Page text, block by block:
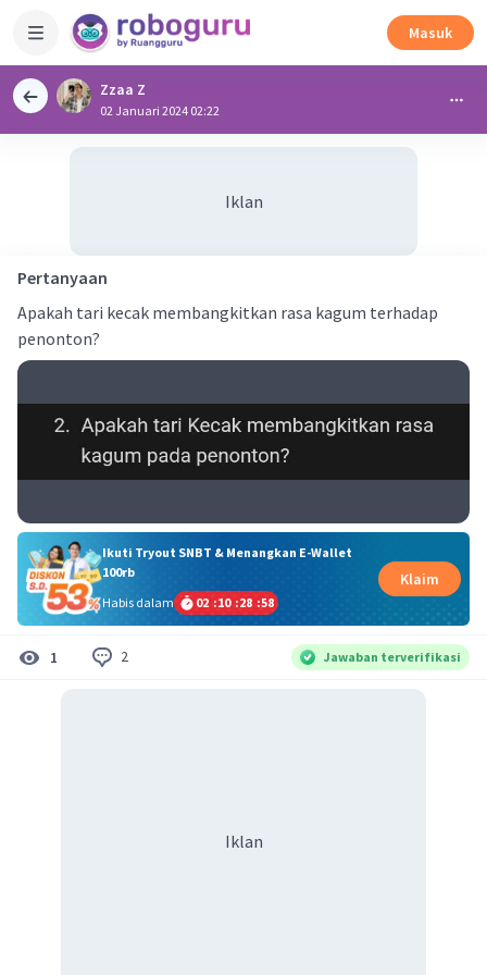
Masuk
Zzaa Z
02 Januari 2024 02:22
Iklan
Pertanyaan
Apakah tari kecak membangkitkan rasa kagum terhadap
penonton?
Ikuti Tryout SNBT & Menangkan E-Wallet
100rb
Habis dalam
02 :10 :28 :58
Klaim
1 2 Jawaban terverifikasi
Iklan